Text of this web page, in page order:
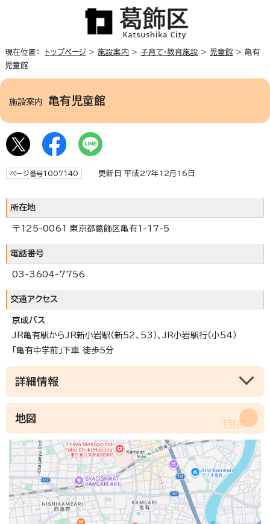
現在位置： トップページ > 施設案内 > 子育て・教育施設 > 児童館 > 亀有
児童館
施設案内 亀有児童館
ページ番号1007140 更新日 平成27年12月16日
所在地
〒125-0061 東京都葛飾区亀有1-17-5
電話番号
03-3604-7756
交通アクセス
京成バス
JR亀有駅からJR新小岩駅（新52、53）、JR小岩駅行（小54）
「亀有中学前」下車 徒歩5分
詳細情報
地図